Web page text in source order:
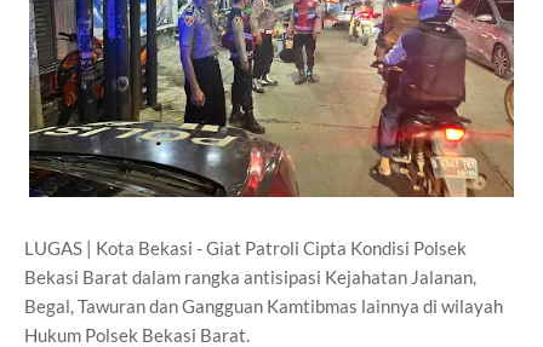
LUGAS | Kota Bekasi - Giat Patroli Cipta Kondisi Polsek
Bekasi Barat dalam rangka antisipasi Kejahatan Jalanan,
Begal, Tawuran dan Gangguan Kamtibmas lainnya di wilayah
Hukum Polsek Bekasi Barat.